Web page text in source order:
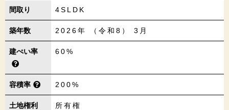
間取り 4SLDK
築年数 2026年 （令和8） 3月
建ぺい率 60%
容積率 200%
土地権利 所有権